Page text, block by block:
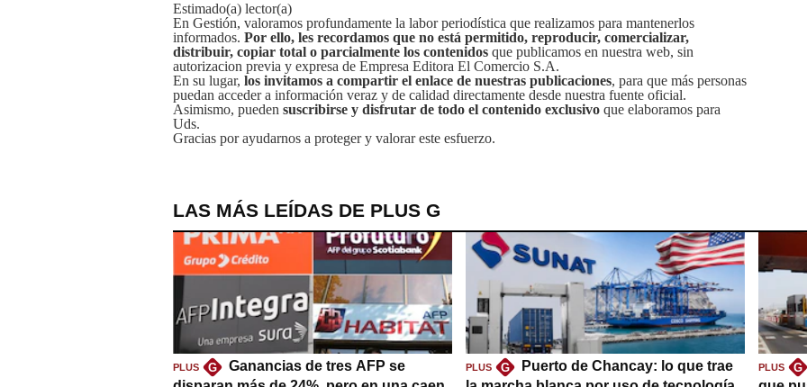
Estimado(a) lector(a)
En Gestión, valoramos profundamente la labor periodística que realizamos para mantenerlos
informados. Por ello, les recordamos que no está permitido, reproducir, comercializar,
distribuir, copiar total o parcialmente los contenidos que publicamos en nuestra web, sin
autorizacion previa y expresa de Empresa Editora El Comercio S.A.
En su lugar, los invitamos a compartir el enlace de nuestras publicaciones, para que más personas
puedan acceder a información veraz y de calidad directamente desde nuestra fuente oficial.
Asimismo, pueden suscribirse y disfrutar de todo el contenido exclusivo que elaboramos para
Uds.
Gracias por ayudarnos a proteger y valorar este esfuerzo.
LAS MÁS LEÍDAS DE PLUS G
PLUS G
Ganancias de tres AFP se
PLUS G
Puerto de Chancay: lo que trae
PLUS G